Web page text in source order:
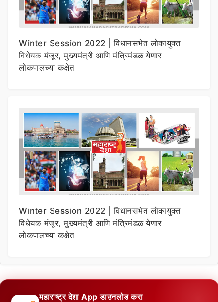
Winter Session 2022 | विधानसभेत लोकायुक्त
विधेयक मंजूर, मुख्यमंत्री आणि मंत्रिमंडळ येणार
लोकपालच्या कक्षेत
Winter Session 2022 | विधानसभेत लोकायुक्त
विधेयक मंजूर, मुख्यमंत्री आणि मंत्रिमंडळ येणार
लोकपालच्या कक्षेत
महाराष्ट्र देशा App डाउनलोड करा